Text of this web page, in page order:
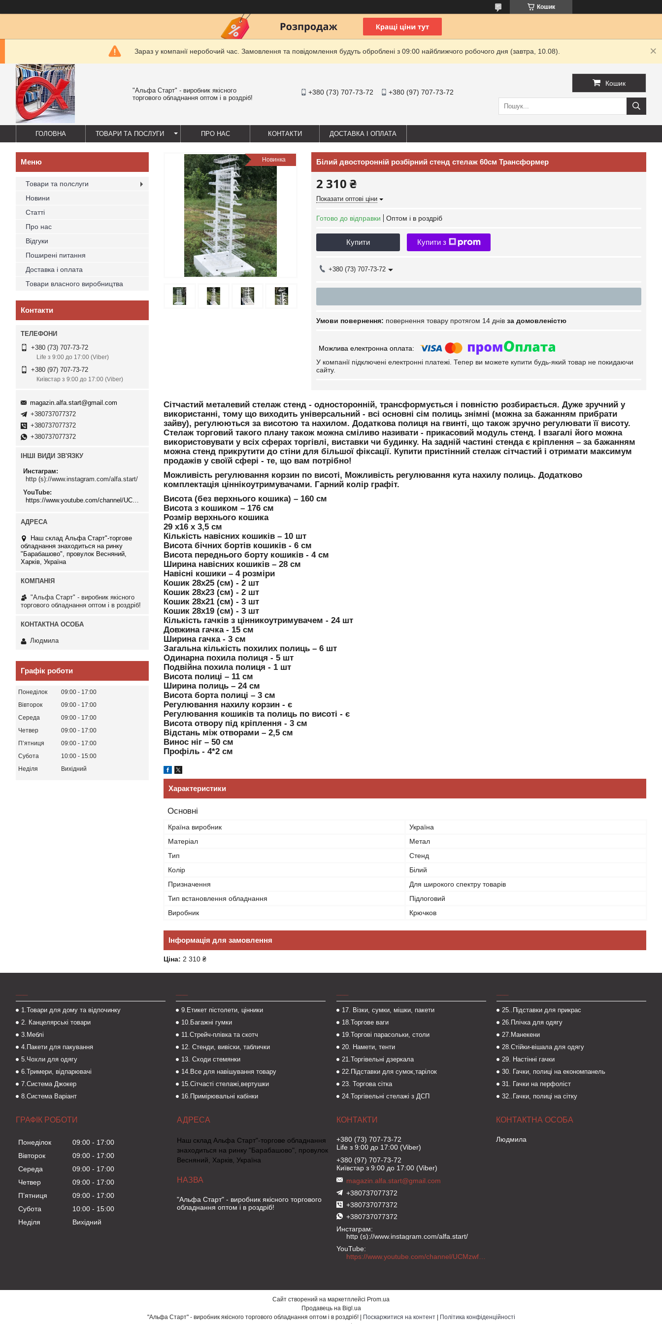
Кошик
Зараз у компанії неробочий час. Замовлення та повідомлення будуть оброблені з 09:00 найближчого робочого дня (завтра, 10.08).
"Альфа Старт" - виробник якісного
торгового обладнання оптом і в роздріб!
+380 (73) 707-73-72 +380 (97) 707-73-72
Кошик
ГОЛОВНА ТОВАРИ ТА ПОСЛУГИ ПРО НАС КОНТАКТИ ДОСТАВКА І ОПЛАТА
Новинка Білий двосторонній розбірний стенд стелаж 60см Трансформер
2 310 ₴
Показати оптові ціни
Готово до відправки Оптом і в роздріб
Купити Купити з
+380 (73) 707-73-72
повернення товару протягом 14 днів за домовленістю
У компанії підключені електронні платежі. Тепер ви можете купити будь-який товар не покидаючи
сайту.
Сітчастий металевий стелаж стенд - односторонній, трансформується і повністю розбирається. Дуже зручний у
використанні, тому що виходить універсальний - всі основні сім полиць знімні (можна за бажанням прибрати
зайву), регулюються за висотою та нахилом. Додаткова полиця на гвинті, що також зручно регулювати її висоту.
Стелаж торговий такого плану також можна сміливо називати - прикасовий модуль стенд. І взагалі його можна
використовувати у всіх сферах торгівлі, виставки чи будинку. На задній частині стенда є кріплення – за бажанням
можна стенд прикрутити до стіни для більшої фіксації. Купити пристінний стелаж сітчастий і отримати максимум
продажів у своїй сфері - те, що вам потрібно!
Можливість регулювання корзин по висоті, Можливість регулювання кута нахилу полиць. Додатково
комплектація ціннікоутримувачами. Гарний колір графіт.
Висота (без верхнього кошика) – 160 см
Висота з кошиком – 176 см
Розмір верхнього кошика
29 х16 х 3,5 см
Кількість навісних кошиків – 10 шт
Висота бічних бортів кошиків - 6 см
Висота переднього борту кошиків - 4 см
Ширина навісних кошиків – 28 см
Навісні кошики – 4 розміри
Кошик 28х25 (см) - 2 шт
Кошик 28х23 (см) - 2 шт
Кошик 28х21 (см) - 3 шт
Кошик 28х19 (см) - 3 шт
Кількість гачків з цінникоутримувачем - 24 шт
Довжина гачка - 15 см
Ширина гачка - 3 см
Загальна кількість похилих полиць – 6 шт
Одинарна похила полиця - 5 шт
Подвійна похила полиця - 1 шт
Висота полиці – 11 см
Ширина полиць – 24 см
Висота борта полиці – 3 см
Регулювання нахилу корзин - є
Регулювання кошиків та полиць по висоті - є
Висота отвору під кріплення - 3 см
Відстань між отворами – 2,5 см
Винос ніг – 50 см
Профіль - 4*2 см
Характеристики
Основні
Країна виробник
Україна
Матеріал
Метал
Тип
Стенд
Колір
Білий
Призначення
Для широкого спектру товарів
Тип встановлення обладнання
Підлоговий
Виробник
Крючков
Інформація для замовлення
Ціна: 2 310 ₴
Товари та полслуги
Новини
Статті
Про нас
Відгуки
Поширені питання
Доставка і оплата
Товари власного виробництва
Контакти
+380 (73) 707-73-72
Life з 9:00 до 17:00 (Viber)
+380 (97) 707-73-72
Київстар з 9:00 до 17:00 (Viber)
magazin.alfa.start@gmail.com
+380737077372
+380737077372
+380737077372
ІНШІ ВИДИ ЗВ'ЯЗКУ
Инстаграм
http (s)://www.instagram.com/alfa.start/
YouTube
Наш склад Альфа Старт"-торгове
обладнання знаходиться на ринку
"Барабашово", провулок Весняний,
Харків, Україна
"Альфа Старт" - виробник якісного
торгового обладнання оптом і в роздріб!
Людмила
Графік роботи
Понеділок 09:00
17:00
Вівторок
09:00
17:00
Середа
09:00
17:00
Четвер
09:00
17:00
Пʼятниця
09:00
17:00
Субота
10:00
15:00
Неділя
Вихідний
1.Товари для дому та відпочинку
2. Канцелярські товари
3.Меблі
4.Пакети для пакування
5.Чохли для одягу
6.Тримери, відпарювачі
7.Система Джокер
8.Система Варіант
9.Етикет пістолети, цінники
10.Багажні гумки
11.Стрейч-плівка та скотч
12. Стенди, вивіски, таблички
13. Сходи стемянки
14.Все для навішування товару
15.Сітчасті стелажі,вертушки
16.Примірювальні кабінки
17. Візки, сумки, мішки, пакети
18.Торгове ваги
19.Торгові парасольки, столи
20. Намети, тенти
21.Торгівельні дзеркала
22.Підставки для сумок,тарілок
23. Торгова сітка
24.Торгівельні стелажі з ДСП
25..Підставки для прикрас
26.Плічка для одягу
27.Манекени
28.Стійки-вішала для одягу
29. Настінні гачки
30. Гачки, полиці на економпанель
31. Гачки на перфоліст
32..Гачки, полиці на сітку
ГРАФІК РОБОТИ
Понеділок 09:00
17:00
Вівторок
09:00
17:00
Середа
09:00
17:00
Четвер
09:00
17:00
Пʼятниця
09:00
17:00
Субота
10:00
15:00
Неділя
Вихідний
Наш склад Альфа Старт"-торгове обладнання
знаходиться на ринку "Барабашово", провулок
Весняний, Харків, Україна
"Альфа Старт" - виробник якісного торгового
обладнання оптом і в роздріб!
+380 (73) 707-73-72
Life з 9:00 до 17:00 (Viber)
+380 (97) 707-73-72
Київстар з 9:00 до 17:00 (Viber)
magazin.alfa.start@gmail.com
+380737077372
+380737077372
+380737077372
Инстаграм
http (s)://www.instagram.com/alfa.start/
YouTube
Людмила
Сайт створений на маркетплейсі Prom.ua
Продавець на Bigl.ua
Поскаржитися на контент
Політика конфіденційності